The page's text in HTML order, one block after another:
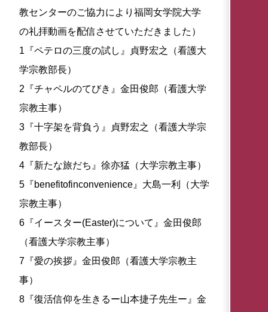
教センターのご協力により福岡女学院大学
の礼拝動画を配信させていただきました）
1『ペテロの三度の試し』貞野宏之（看護大
学宗教部長）
2『チャペルのてびき』金田俊郎（看護大学
宗教主事）
3『十字架を背負う』貞野宏之（看護大学宗
教部長）
4『新たな旅だち』徐亦猛（大学宗教主事）
5『benefitofinconvenience』大島一利（大学
宗教主事）
6『イースター(Easter)について』金田俊郎
（看護大学宗教主事）
7『愛の挨拶』金田俊郎（看護大学宗教主
事）
8『復活信仰を生きるー山本捷子先生ー』金